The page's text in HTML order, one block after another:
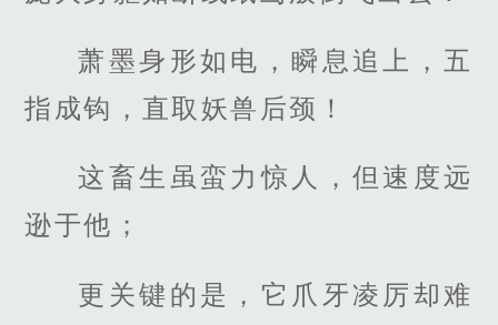
萧墨身形如电，瞬息追上，五
指成钩，直取妖兽后颈！
这畜生虽蛮力惊人，但速度远
逊于他；
更关键的是，它爪牙凌厉却难